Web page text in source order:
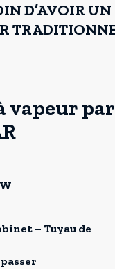
D’AVOIR UN
vapeur par
– Tuyau de